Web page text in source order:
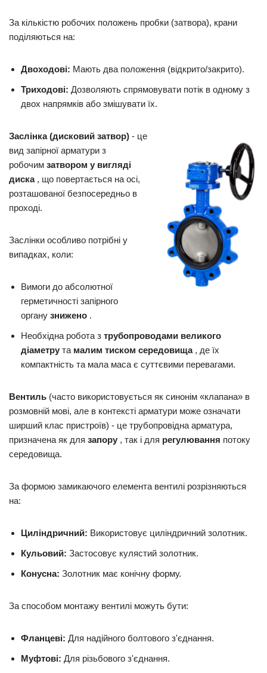
За кількістю робочих положень пробки (затвора), крани
поділяються на:
Двоходові: Мають два положення (відкрито/закрито).
Триходові: Дозволяють спрямовувати потік в одному з
двох напрямків або змішувати їх.
Заслінка (дисковий затвор) - це
вид запірної арматури з
робочим затвором у вигляді
диска, що повертається на осі,
розташованої безпосередньо в
проході.
Заслінки особливо потрібні у
випадках, коли:
Вимоги до абсолютної
герметичності запірного
органу знижено .
Необхідна робота з трубопроводами великого
діаметру та малим тиском середовища, де їх
компактність та мала маса є суттєвими перевагами.
Вентиль (часто використовується як синонім «клапана» в
розмовній мові, але в контексті арматури може означати
ширший клас пристроїв) - це трубопровідна арматура,
призначена як для запору , так і для регулювання потоку
середовища.
За формою замикаючого елемента вентилі розрізняються
на:
Циліндричний: Використовує циліндричний золотник.
Кульовий: Застосовує кулястий золотник.
Конусна: Золотник має конічну форму.
За способом монтажу вентилі можуть бути:
Фланцеві: Для надійного болтового з'єднання.
Муфтові: Для різьбового з'єднання.